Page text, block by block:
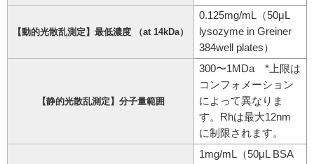
【動的光散乱測定】最低濃度 （at 14kDa）
0.125mg/mL（50μL
lysozyme in Greiner
384well plates）
【静的光散乱測定】分子量範囲
300〜1MDa *上限は
コンフォメーション
によって異なりま
す。Rhは最大12nm
に制限されます。
1mg/mL（50μL BSA